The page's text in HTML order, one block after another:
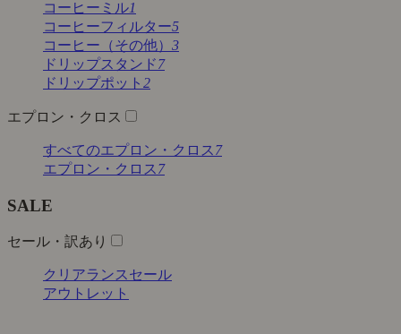
コーヒーミル1
コーヒーフィルター5
コーヒー（その他） 3
ドリップスタンド7
ドリップポット 2
エプロン・クロス
すべてのエプロン・クロス 7
エプロン・クロス 7
SALE
セール・訳あり
クリアランスセール
アウトレット